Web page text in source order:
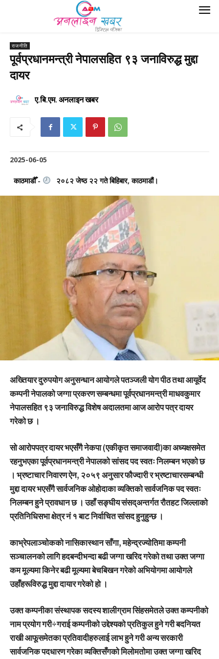
राजनीति
पूर्वप्रधानमन्त्री नेपालसहित ९३ जनाविरुद्ध मुद्दा
दायर
ए.बि.एम. अनलाइन खबर
2025-06-05
काठमाडौँ - २०८२ जेष्ठ २२ गते बिहिबार, काठमाडौं।
अख्तियार दुरुपयोग अनुसन्धान आयोगले पतञ्जली योग पीठ तथा आयूर्वेद
कम्पनी नेपालको जग्गा प्रकरण सम्बन्धमा पूर्वप्रधानमन्त्री माधवकुमार
नेपालसहित ९३ जनाविरुद्ध विशेष अदालतमा आज आरोप पत्र दायर
गरेको छ ।
सो आरोपपत्र दायर भएसँगै नेकपा (एकीकृत समाजवादी)का अध्यक्षसमेत
रहनुभएका पूर्वप्रधानमन्त्री नेपालको सांसद पद स्वतः निलम्बन भएको छ
। भ्रष्टाचार निवारण ऐन, २०५९ अनुसार फौज्दारी र भ्रष्टाचारसम्बन्धी
मुद्दा दायर भएसँगै सार्वजनिक ओहोदाका व्यक्तिको सार्वजनिक पद स्वतः
निलम्बन हुने प्रावधान छ । उहाँ सङ्घीय संसद्अन्तर्गत रौतहट जिल्लाको
प्रतिनिधिसभा क्षेत्र नं १ बाट निर्वाचित सांसद हुनुहुन्छ ।
काभ्रेपलाञ्चोकको नासिकास्थान साँगा, महेन्द्रज्योतिमा कम्पनी
सञ्चालनको लागि हदबन्दीभन्दा बढी जग्गा खरिद गरेको तथा उक्त जग्गा
कम मूल्यमा किनेर बढी मूल्यमा बेचबिखन गरेको अभियोगमा आयोगले
उहाँहरूविरुद्ध मुद्दा दायार गरेको हो ।
उक्त कम्पनीका संस्थापक सदस्य शालीग्राम सिंहसमेतले उक्त कम्पनीको
नाम प्रयोग गरी÷गराई कम्पनीको उद्देश्यको प्रतिकुल हुने गरी बदनियत
राखी आफूसमेतका प्रतिवादीहरुलाई लाभ हुने गरी अन्य सरकारी
सार्वजनिक पदधारण गरेका व्यक्तिसँगको मिलोमतोमा उक्त जग्गा खरिद